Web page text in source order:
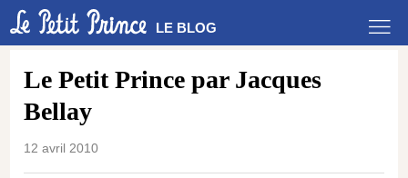
LE BLOG
Le Petit Prince par Jacques
Bellay
12 avril 2010